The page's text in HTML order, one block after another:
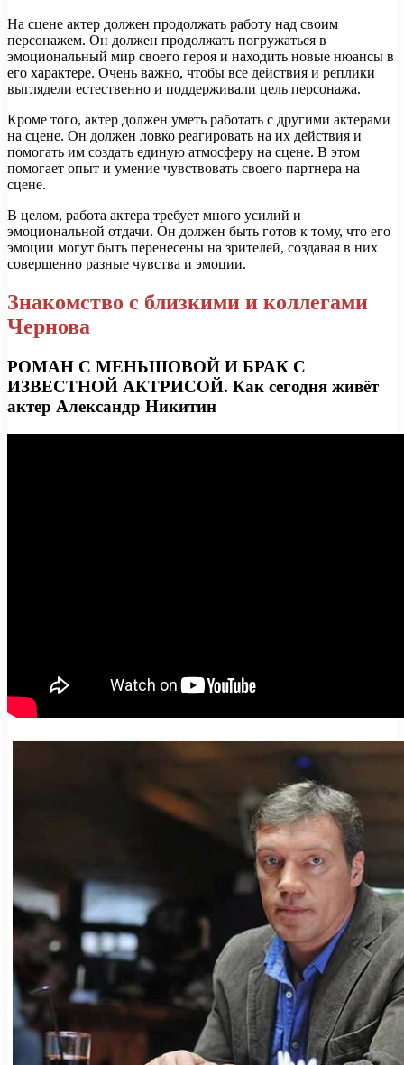
На сцене актер должен продолжать работу над своим
персонажем. Он должен продолжать погружаться в
эмоциональный мир своего героя и находить новые нюансы в
его характере. Очень важно, чтобы все действия и реплики
выглядели естественно и поддерживали цель персонажа.
Кроме того, актер должен уметь работать с другими актерами
на сцене. Он должен ловко реагировать на их действия и
помогать им создать единую атмосферу на сцене. В этом
помогает опыт и умение чувствовать своего партнера на
сцене.
В целом, работа актера требует много усилий и
эмоциональной отдачи. Он должен быть готов к тому, что его
эмоции могут быть перенесены на зрителей, создавая в них
совершенно разные чувства и эмоции.
Знакомство с близкими и коллегами
Чернова
РОМАН С МЕНЬШОВОЙ И БРАК С
ИЗВЕСТНОЙ АКТРИСОЙ. Как сегодня живёт
актер Александр Никитин